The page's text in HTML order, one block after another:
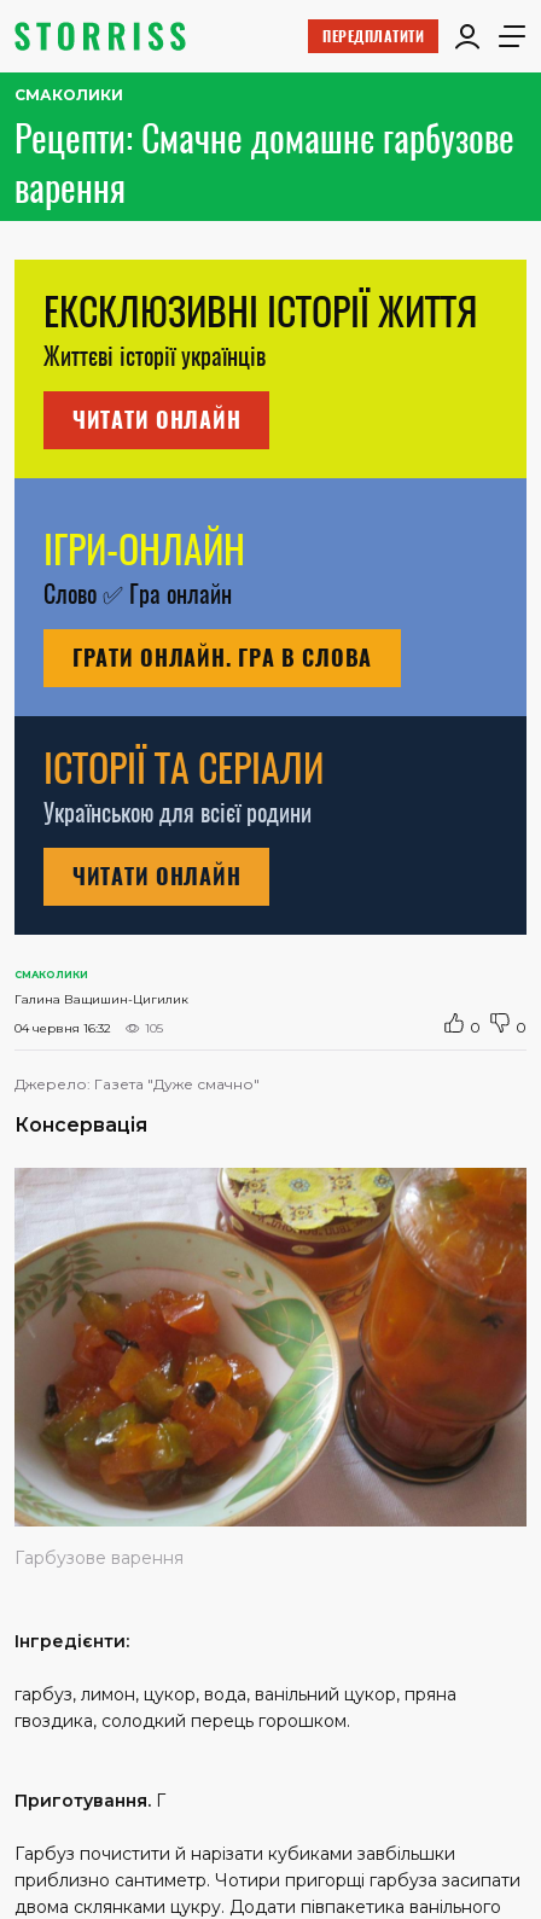
ПЕРЕДПЛАТИТИ
СМАКОЛИКИ
Рецепти: Смачне домашнє гарбузове
варення
ЕКСКЛЮЗИВНІ ІСТОРІЇ ЖИТТЯ
Життєві історії українців
ЧИТАТИ ОНЛАЙН
ІГРИ-ОНЛАЙН
Слово✅ Гра онлайн
ГРАТИ ОНЛАЙН. ГРА В СЛОВА
ІСТОРІЇ ТА СЕРІАЛИ
Українською для всієї родини
ЧИТАТИ ОНЛАЙН
СМАКОЛИКИ
Галина Ващишин-Цигилик
04 червня 16:32
105 0 0
Джерело: Газета "Дуже смачно"
Консервація
Гарбузове варення
Інгредієнти:
гарбуз, лимон, цукор, вода, ванільний цукор, пряна
гвоздика, солодкий перець горошком.
Приготування. Г
Гарбуз почистити й нарізати кубиками завбільшки
приблизно сантиметр. Чотири пригорщі гарбуза засипати
двома склянками цукру. Додати півпакетика ванільного